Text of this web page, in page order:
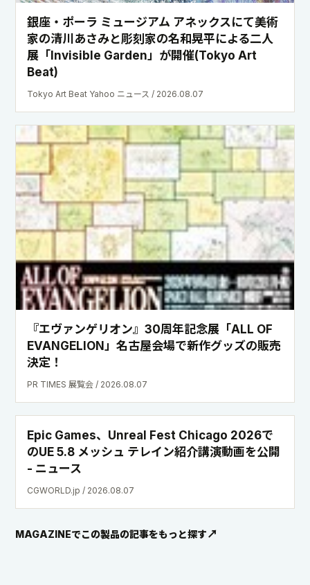
銀座・ポーラ ミュージアム アネックスにて美術
家の清川あさみと彫刻家の名和晃平による二人
展「Invisible Garden」が開催(Tokyo Art
Beat)
Tokyo Art Beat Yahoo ニュース / 2026.08.07
『エヴァンゲリオン』30周年記念展「ALL OF
EVANGELION」名古屋会場で新作グッズの販売
決定！
PR TIMES 展覧会 / 2026.08.07
Epic Games、Unreal Fest Chicago 2026で
のUE 5.8 メッシュ テレイン紹介講演動画を公開
- ニュース
CGWORLD.jp / 2026.08.07
MAGAZINEでこの製品の記事をもっと探す